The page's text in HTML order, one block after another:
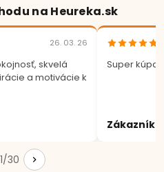
na Heureka.sk
26. 03. 26
skvelá
a motivácie k
Super
Zákazník
1/30